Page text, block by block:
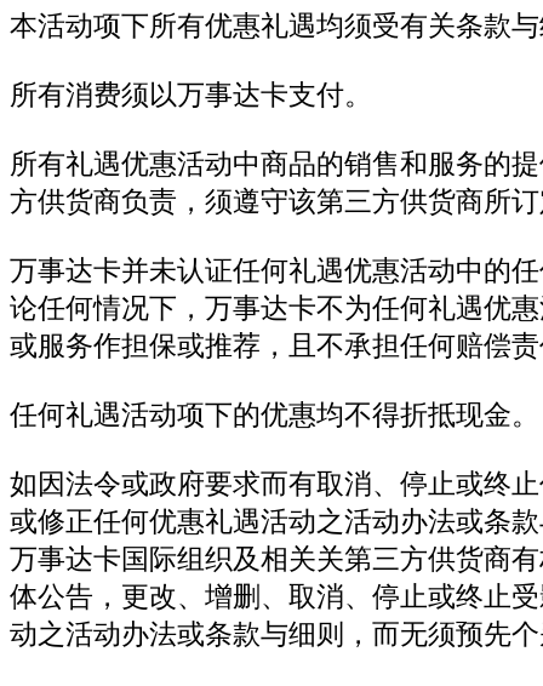
本活动项下所有优惠礼遇均须受有关条款
所有消费须以万事达卡支付。
所有礼遇优惠活动中商品的销售和服务的
方供货商负责，须遵守该第三方供货商所
万事达卡并未认证任何礼遇优惠活动中的
论任何情况下，万事达卡不为任何礼遇优
或服务作担保或推荐，且不承担任何赔偿
任何礼遇活动项下的优惠均不得折抵现金。
如因法令或政府要求而有取消、停止或终
或修正任何优惠礼遇活动之活动办法或条
万事达卡国际组织及相关关第三方供货商
体公告，更改、增删、取消、停止或终止
动之活动办法或条款与细则，而无须预先